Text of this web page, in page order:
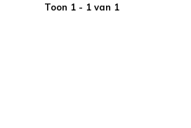
Toon 1 - 1 van 1